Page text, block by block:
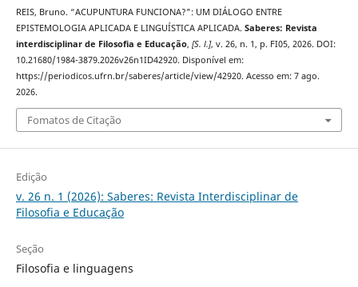
REIS, Bruno. “ACUPUNTURA FUNCIONA?": UM DIÁLOGO ENTRE
EPISTEMOLOGIA APLICADA E LINGUÍSTICA APLICADA. Saberes: Revista
interdisciplinar de Filosofia e Educação, [S. l.], v. 26, n. 1, p. FI05, 2026. DOI:
10.21680/1984-3879.2026v26n1ID42920. Disponível em:
https://periodicos.ufrn.br/saberes/article/view/42920. Acesso em: 7 ago.
2026.
Fomatos de Citação
Edição
v. 26 n. 1 (2026): Saberes: Revista Interdisciplinar de
Filosofia e Educação
Seção
Filosofia e linguagens